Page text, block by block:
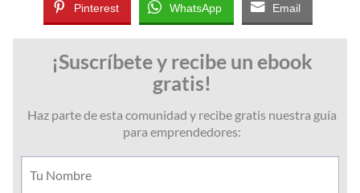
Pinterest WhatsApp Email